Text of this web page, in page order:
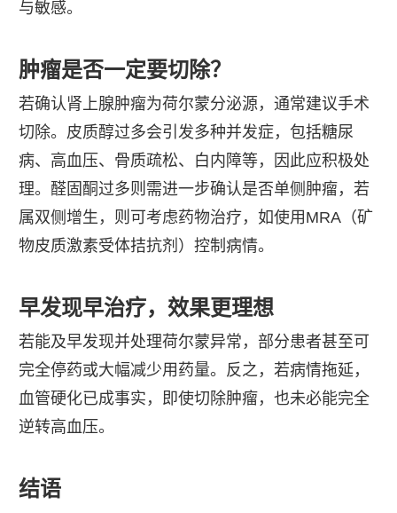
与敏感。
肿瘤是否一定要切除？
若确认肾上腺肿瘤为荷尔蒙分泌源，通常建议手术
切除。皮质醇过多会引发多种并发症，包括糖尿
病、高血压、骨质疏松、白内障等，因此应积极处
理。醛固酮过多则需进一步确认是否单侧肿瘤，若
属双侧增生，则可考虑药物治疗，如使用MRA（矿
物皮质激素受体拮抗剂）控制病情。
早发现早治疗，效果更理想
若能及早发现并处理荷尔蒙异常，部分患者甚至可
完全停药或大幅减少用药量。反之，若病情拖延，
血管硬化已成事实，即使切除肿瘤，也未必能完全
逆转高血压。
结语